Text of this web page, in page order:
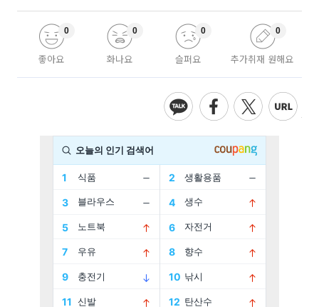
좋아요
0
화나요
0
슬퍼요
0
추가취재 원해요
0